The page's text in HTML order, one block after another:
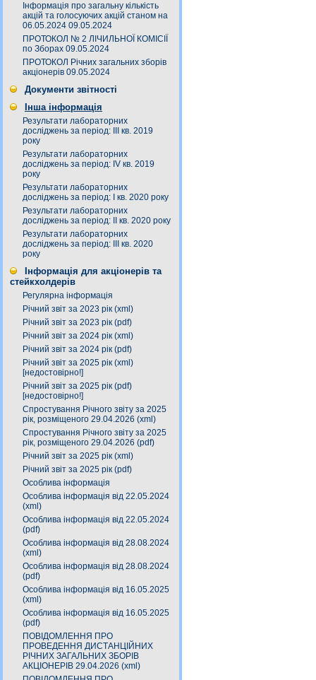
Інформація про загальну кількість
акцій та голосуючих акцій станом на
06.05.2024 09.05.2024
ПРОТОКОЛ № 2 ЛІЧИЛЬНОЇ КОМІСІЇ
по Зборах 09.05.2024
ПРОТОКОЛ Річних загальних зборів
акціонерів 09.05.2024
Документи звітності
Інша інформація
Результати лабораторних
досліджень за період: III кв. 2019
року
Результати лабораторних
досліджень за період: IV кв. 2019
року
Результати лабораторних
досліджень за період: I кв. 2020 року
Результати лабораторних
досліджень за період: ІI кв. 2020 року
Результати лабораторних
досліджень за період: ІІІ кв. 2020
року
Інформація для акціонерів та
стейкхолдерів
Регулярна інформація
Річний звіт за 2023 рік (xml)
Річний звіт за 2023 рік (pdf)
Річний звіт за 2024 рік (xml)
Річний звіт за 2024 рік (pdf)
Річний звіт за 2025 рік (xml)
[недостовірно!]
Річний звіт за 2025 рік (pdf)
[недостовірно!]
Спростування Річного звіту за 2025
рік, розміщеного 29.04.2026 (xml)
Спростування Річного звіту за 2025
рік, розміщеного 29.04.2026 (pdf)
Річний звіт за 2025 рік (xml)
Річний звіт за 2025 рік (pdf)
Особлива інформація
Особлива інформація від 22.05.2024
(xml)
Особлива інформація від 22.05.2024
(pdf)
Особлива інформація від 28.08.2024
(xml)
Особлива інформація від 28.08.2024
(pdf)
Особлива інформація від 16.05.2025
(xml)
Особлива інформація від 16.05.2025
(pdf)
ПОВІДОМЛЕННЯ ПРО
ПРОВЕДЕННЯ ДИСТАНЦІЙНИХ
РІЧНИХ ЗАГАЛЬНИХ ЗБОРІВ
АКЦІОНЕРІВ 29.04.2026 (xml)